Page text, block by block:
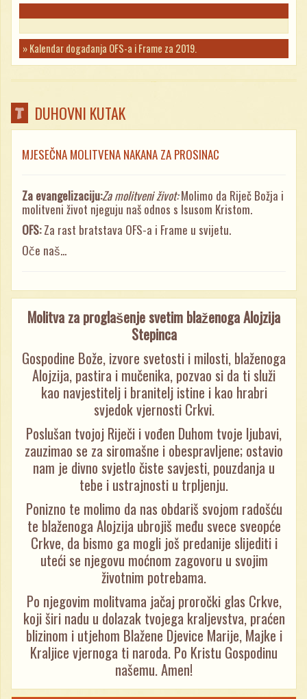
» Kalendar događanja OFS-a i Frame za 2019.
DUHOVNI KUTAK
MJESEČNA MOLITVENA NAKANA ZA PROSINAC
Za evangelizaciju:Za molitveni život:Molimo da Riječ Božja i
molitveni život njeguju naš odnos s Isusom Kristom.
OFS:Za rast bratstava OFS-a i Frame u svijetu.
Oče naš...
Molitva za proglašenje svetim blaženoga Alojzija
Stepinca
Gospodine Bože, izvore svetosti i milosti, blaženoga
Alojzija, pastira i mučenika, pozvao si da ti služi
kao navjestitelj i branitelj istine i kao hrabri
svjedok vjernosti Crkvi.
Poslušan tvojoj Riječi i vođen Duhom tvoje ljubavi,
zauzimao se za siromašne i obespravljene; ostavio
nam je divno svjetlo čiste savjesti, pouzdanja u
tebe i ustrajnosti u trpljenju.
Ponizno te molimo da nas obdariš svojom radošću
te blaženoga Alojzija ubrojiš među svece sveopće
Crkve, da bismo ga mogli još predanije slijediti i
uteći se njegovu moćnom zagovoru u svojim
životnim potrebama.
Po njegovim molitvama jačaj proročki glas Crkve,
koji širi nadu u dolazak tvojega kraljevstva, praćen
blizinom i utjehom Blažene Djevice Marije, Majke i
Kraljice vjernoga ti naroda. Po Kristu Gospodinu
našemu. Amen!